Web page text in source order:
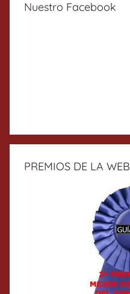
Nuestro Facebook
PREMIOS DE LA WEB